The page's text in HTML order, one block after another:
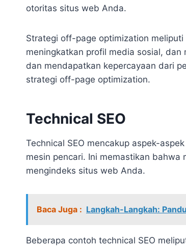
otoritas situs web Anda.
Strategi off-page optimization
meningkatkan profil media sosial,
dan mendapatkan kepercayaan dari
strategi off-page optimization.
Technical SEO
Technical SEO mencakup aspek-
mesin pencari. Ini memastikan
mengindeks situs web Anda.
Baca Juga : Langkah-Langkah:
Beberapa contoh technical SEO